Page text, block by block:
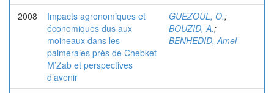
2008
Impacts agronomiques et
économiques dus aux
moineaux dans les
palmeraies près de Chebket
M’Zab et perspectives
d’avenir
GUEZOUL, O.;
BOUZID, A.;
BENHEDID, Amel